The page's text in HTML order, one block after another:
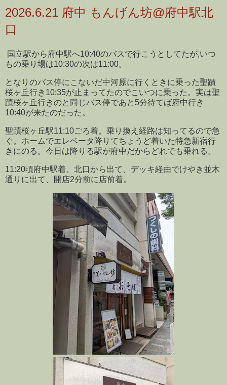
2026.6.21 府中 もんげん坊@府中駅北
口
国立駅から府中駅へ10:40のバスで行こうとしてたが,いつ
もの乗り場は10:30の次は11:00。
となりのバス停にこないだ中河原に行くときに乗った聖蹟
桜ヶ丘行き10:35が止まってたのでこいつに乗った。実は聖
蹟桜ヶ丘行きのと同じバス停であと5分待てば府中行き
10:40が来たのだった。
聖蹟桜ヶ丘駅11:10ごろ着。乗り換え経路は知ってるので急
ぐ。ホームでエレベータ降りてちょうど着いた特急新宿行
きにのる。今日は降りる駅が府中だからどれでも乗れる。
11:20頃府中駅着。北口から出て、デッキ経由でけやき並木
通りに出て、開店2分前に店前着。